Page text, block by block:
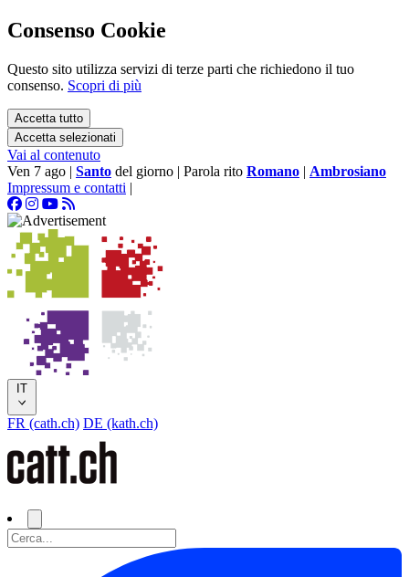
Consenso Cookie
Questo sito utilizza servizi di terze parti che richiedono il tuo
consenso. Scopri di più
Accetta tutto
Accetta selezionati
Vai al contenuto
Ven 7 ago | Santo del giorno | Parola rito Romano | Ambrosiano
Impressum e contatti |
IT
FR (cath.ch) DE (kath.ch)